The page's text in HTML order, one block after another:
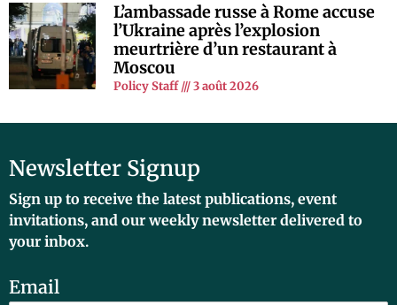
L’ambassade russe à Rome accuse
l’Ukraine après l’explosion
meurtrière d’un restaurant à
Moscou
Policy Staff 3 août 2026
Newsletter Signup
Sign up to receive the latest publications, event
invitations, and our weekly newsletter delivered to
your inbox.
Email